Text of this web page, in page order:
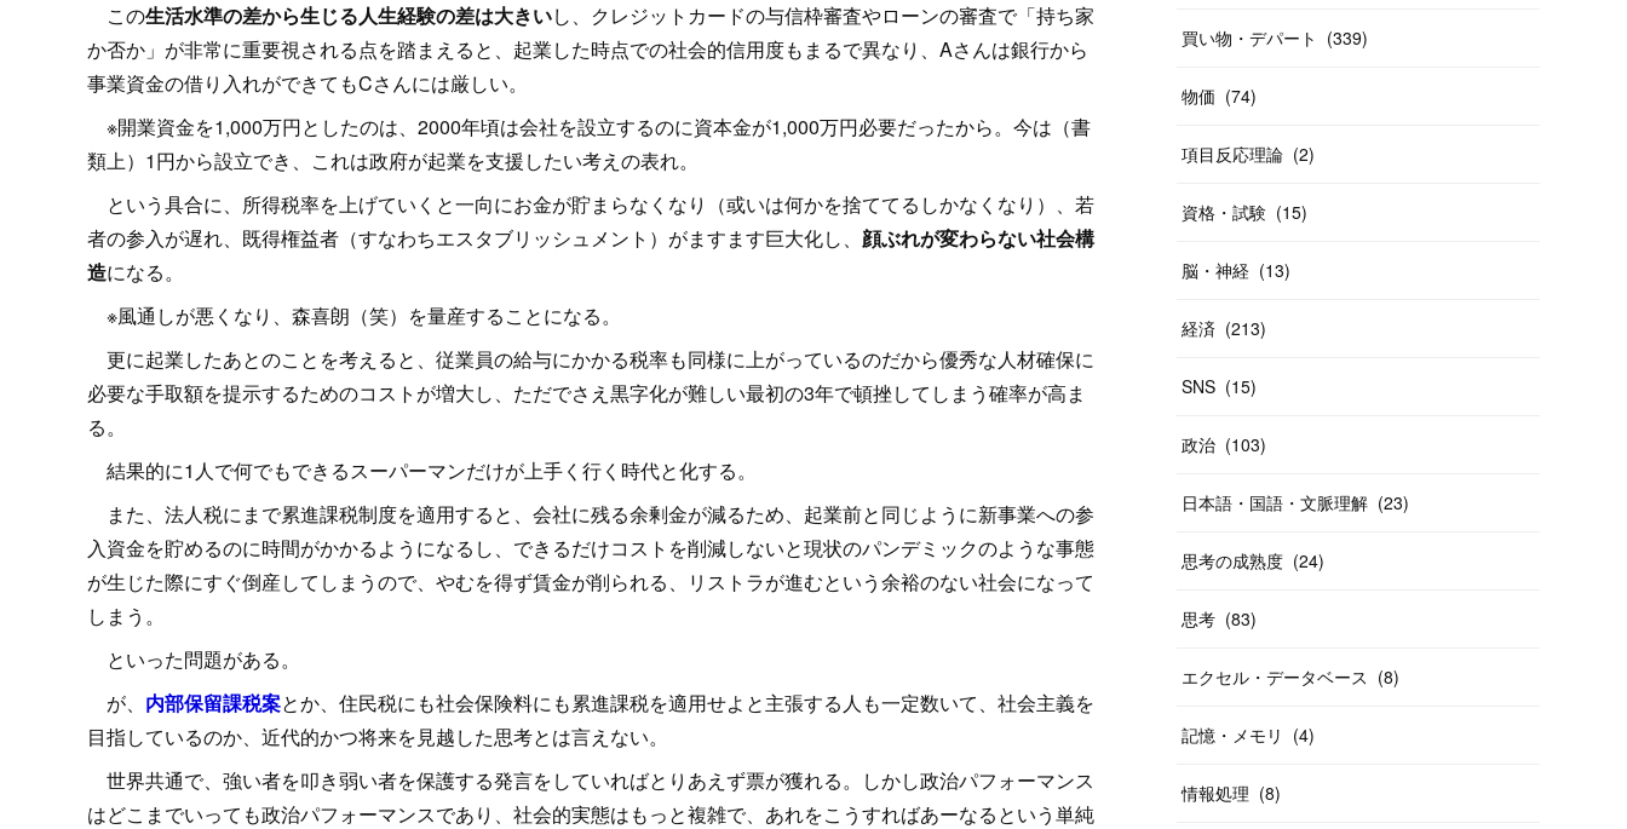
この生活水準の差から生じる人生経験の差は大きいし、クレジットカードの与信枠審査やローンの審査で「持ち家
か否か」が非常に重要視される点を踏まえると、起業した時点での社会的信用度もまるで異なり、Aさんは銀行から
事業資金の借り入れができてもCさんには厳しい。
※開業資金を1,000万円としたのは、2000年頃は会社を設立するのに資本金が1,000万円必要だったから。今は（書
類上）1円から設立でき、これは政府が起業を支援したい考えの表れ。
という具合に、所得税率を上げていくと一向にお金が貯まらなくなり（或いは何かを捨ててるしかなくなり）、若
者の参入が遅れ、既得権益者（すなわちエスタブリッシュメント）がますます巨大化し、 顔ぶれが変わらない社会構
造になる。
※風通しが悪くなり、森喜朗（笑）を量産することになる。
更に起業したあとのことを考えると、従業員の給与にかかる税率も同様に上がっているのだから優秀な人材確保に
必要な手取額を提示するためのコストが増大し、ただでさえ黒字化が難しい最初の3年で頓挫してしまう確率が高ま
る。
結果的に1人で何でもできるスーパーマンだけが上手く行く時代と化する。
また、法人税にまで累進課税制度を適用すると、会社に残る余剰金が減るため、起業前と同じように新事業への参
入資金を貯めるのに時間がかかるようになるし、できるだけコストを削減しないと現状のパンデミックのような事態
が生じた際にすぐ倒産してしまうので、やむを得ず賃金が削られる、リストラが進むという余裕のない社会になって
しまう。
といった問題がある。
が、 内部保留課税案とか、住民税にも社会保険料にも累進課税を適用せよと主張する人も一定数いて、社会主義を
目指しているのか、近代的かつ将来を見越した思考とは言えない。
世界共通で、強い者を叩き弱い者を保護する発言をしていればとりあえず票が獲れる。しかし政治パフォーマンス
はどこまでいっても政治パフォーマンスであり、社会的実態はもっと複雑で、あれをこうすればあーなるという単純
買い物・デパート (339)
物価 (74)
項目反応理論 (2)
資格・試験 (15)
脳・神経 (13)
経済 (213)
SNS (15)
政治 (103)
日本語・国語・文脈理解 (23)
思考の成熟度 (24)
思考 (83)
エクセル・データベース (8)
記憶・メモリ (4)
情報処理 (8)